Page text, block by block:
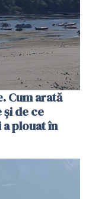
Cum arată
de ce
plouat în